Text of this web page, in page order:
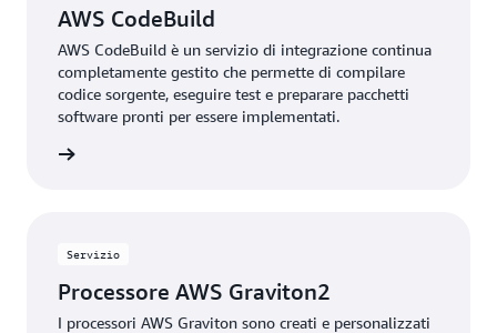
AWS CodeBuild
AWS CodeBuild è un servizio di integrazione continua
completamente gestito che permette di compilare
codice sorgente, eseguire test e preparare pacchetti
software pronti per essere implementati.
Servizio
Processore AWS Graviton2
I processori AWS Graviton sono creati e personalizzati